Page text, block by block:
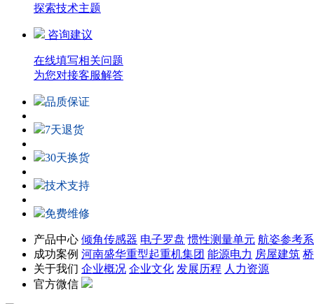
探索技术主题
咨询建议
在线填写相关问题
为您对接客服解答
品质保证
7天退货
30天换货
技术支持
免费维修
产品中心 倾角传感器 电子罗盘 惯性测量单元 航姿参考
成功案例 河南盛华重型起重机集团 能源电力 房屋建筑
关于我们 企业概况 企业文化 发展历程 人力资源
官方微信